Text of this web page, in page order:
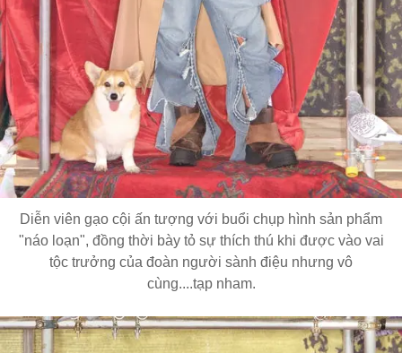
Diễn viên gạo cội ấn tượng với buổi chụp hình sản phẩm
"náo loạn", đồng thời bày tỏ sự thích thú khi được vào vai
tộc trưởng của đoàn người sành điệu nhưng vô
cùng....tạp nham.